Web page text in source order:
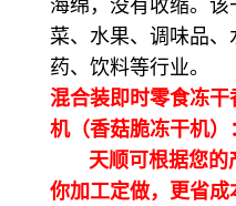
海绵，没有收缩。
菜、水果、调味品
药、饮料等行业。
混合装即时零食冻
机（香菇脆冻干机）
天顺可根据您的
你加工定做，更省成